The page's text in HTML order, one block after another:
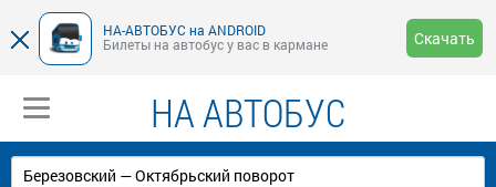
НА-АВТОБУС на ANDROID
Билеты на автобус у вас в кармане
Скачать
НА АВТОБУС